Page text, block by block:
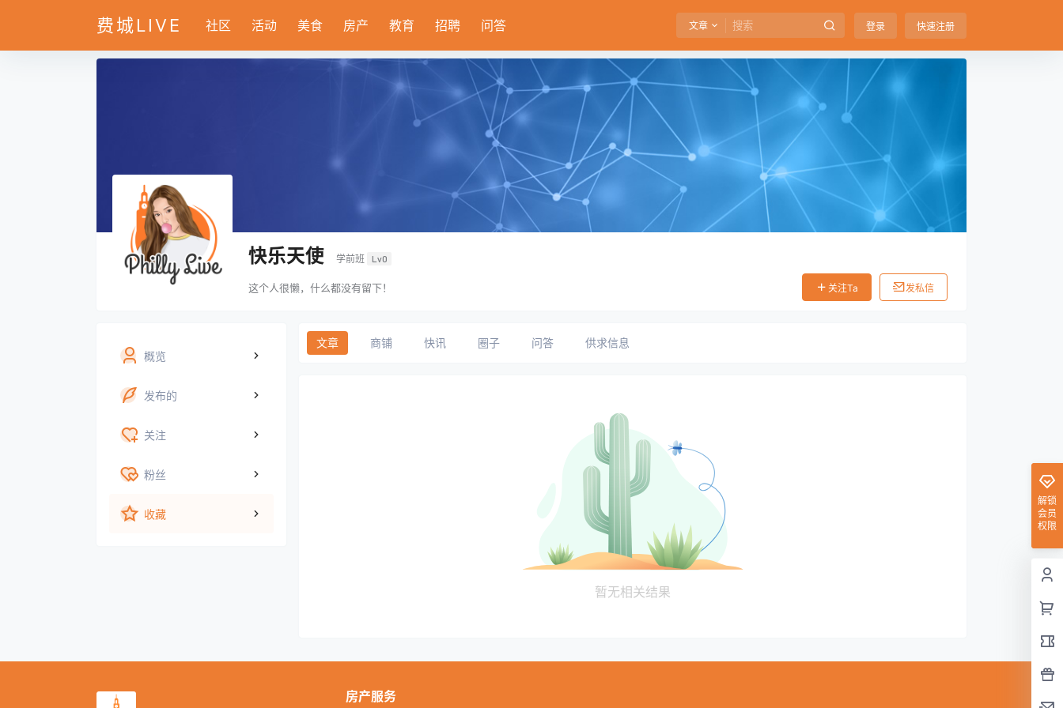
费城LIVE 社区 活动 美食 房产 教育 招聘 问答 文章 登录 快速注册
快乐天使 学前班 Lv0
这个人很懒，什么都没有留下！ 关注Ta 发私信
概览
发布的
关注
粉丝
收藏
文章 商铺 快讯 圈子 问答 供求信息
暂无相关结果
解锁
会员
权限
房产服务